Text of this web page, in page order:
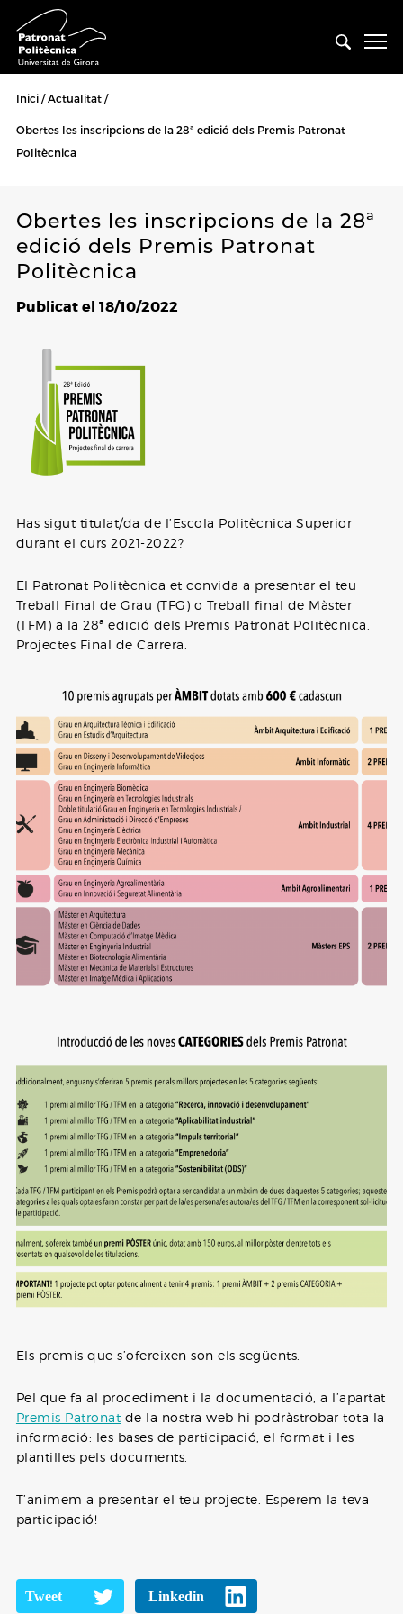
Inici Actualitat
Obertes les inscripcions de la 28ª edició dels Premis Patronat
Politècnica
Obertes les inscripcions de la 28ª
edició dels Premis Patronat
Politècnica
Publicat el 18/10/2022
Has sigut titulat/da de l’Escola Politècnica Superior
durant el curs 2021-2022?
El Patronat Politècnica et convida a presentar el teu
Treball Final de Grau (TFG) o Treball final de Màster
(TFM) a la 28ª edició dels Premis Patronat Politècnica.
Projectes Final de Carrera.
Els premis que s’ofereixen son els següents:
Pel que fa al procediment i la documentació, a l’apartat
Premis Patronat de la nostra web hi podràstrobar tota la
informació: les bases de participació, el format i les
plantilles pels documents.
T’animem a presentar el teu projecte. Esperem la teva
participació!